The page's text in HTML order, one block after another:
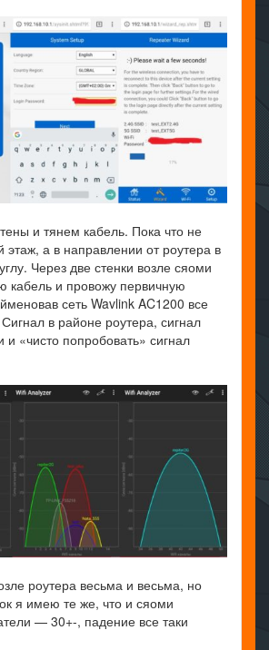
и тянем кабель. Пока что не
этаж, а в направлении от роутера в
Через две стенки возле сяоми
кабель и провожу первичную
сеть Wavlink AC1200 все
в районе роутера, сигнал
и «чисто попробовать» сигнал
роутера весьма и весьма, но
я имею те же, что и сяоми
— 30+-, падение все таки